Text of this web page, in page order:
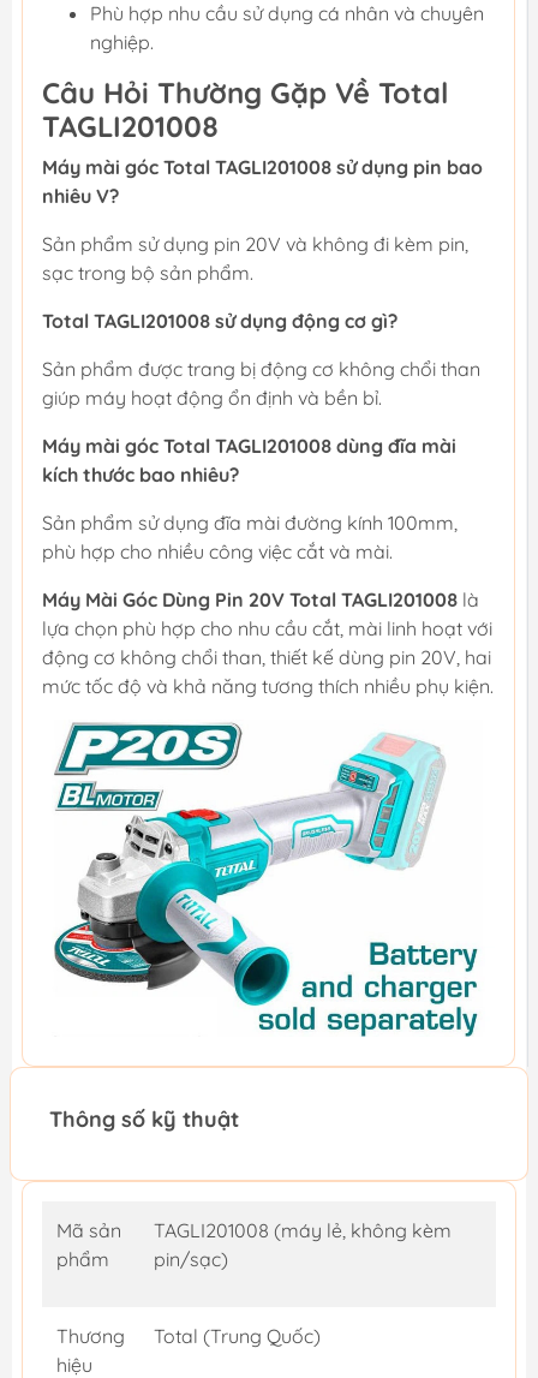
Phù hợp nhu cầu sử dụng cá nhân và chuyên
nghiệp.
Câu Hỏi Thường Gặp Về Total
TAGLI201008
Máy mài góc Total TAGLI201008 sử dụng pin bao
nhiêu V?
Sản phẩm sử dụng pin 20V và không đi kèm pin,
sạc trong bộ sản phẩm.
Total TAGLI201008 sử dụng động cơ gì?
Sản phẩm được trang bị động cơ không chổi than
giúp máy hoạt động ổn định và bền bỉ.
Máy mài góc Total TAGLI201008 dùng đĩa mài
kích thước bao nhiêu?
Sản phẩm sử dụng đĩa mài đường kính 100mm,
phù hợp cho nhiều công việc cắt và mài.
Máy Mài Góc Dùng Pin 20V Total TAGLI201008 là
lựa chọn phù hợp cho nhu cầu cắt, mài linh hoạt với
động cơ không chổi than, thiết kế dùng pin 20V, hai
mức tốc độ và khả năng tương thích nhiều phụ kiện.
Thông số kỹ thuật
Mã sản
phẩm
TAGLI201008 (máy lẻ, không kèm
pin/sạc)
Thương
hiệu
Total (Trung Quốc)